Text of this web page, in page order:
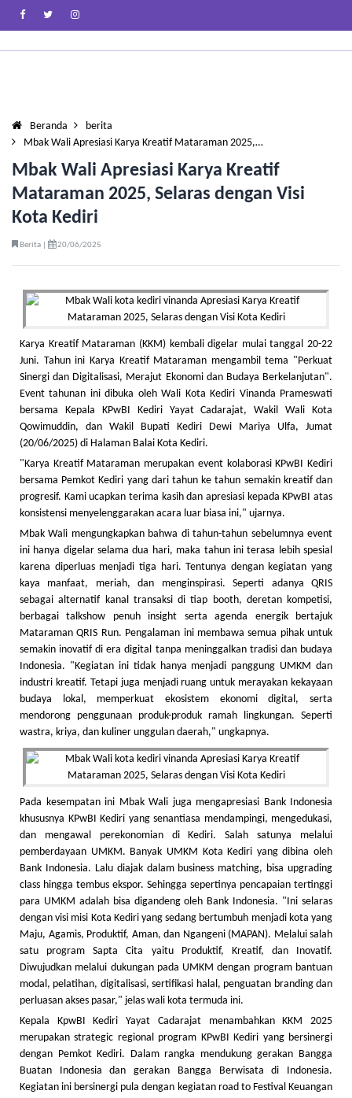
Beranda
berita
Mbak Wali Apresiasi Karya Kreatif Mataraman 2025,…
Mbak Wali Apresiasi Karya Kreatif
Mataraman 2025, Selaras dengan Visi
Kota Kediri
Berita | 20/06/2025
Karya Kreatif Mataraman (KKM) kembali digelar mulai tanggal 20-22
Juni. Tahun ini Karya Kreatif Mataraman mengambil tema "Perkuat
Sinergi dan Digitalisasi, Merajut Ekonomi dan Budaya Berkelanjutan".
Event tahunan ini dibuka oleh Wali Kota Kediri Vinanda Prameswati
bersama Kepala KPwBI Kediri Yayat Cadarajat, Wakil Wali Kota
Qowimuddin, dan Wakil Bupati Kediri Dewi Mariya Ulfa, Jumat
(20/06/2025) di Halaman Balai Kota Kediri.
"Karya Kreatif Mataraman merupakan event kolaborasi KPwBI Kediri
bersama Pemkot Kediri yang dari tahun ke tahun semakin kreatif dan
progresif. Kami ucapkan terima kasih dan apresiasi kepada KPwBI atas
konsistensi menyelenggarakan acara luar biasa ini," ujarnya.
Mbak Wali mengungkapkan bahwa di tahun-tahun sebelumnya event
ini hanya digelar selama dua hari, maka tahun ini terasa lebih spesial
karena diperluas menjadi tiga hari. Tentunya dengan kegiatan yang
kaya manfaat, meriah, dan menginspirasi. Seperti adanya QRIS
sebagai alternatif kanal transaksi di tiap booth, deretan kompetisi,
berbagai talkshow penuh insight serta agenda energik bertajuk
Mataraman QRIS Run. Pengalaman ini membawa semua pihak untuk
semakin inovatif di era digital tanpa meninggalkan tradisi dan budaya
Indonesia. "Kegiatan ini tidak hanya menjadi panggung UMKM dan
industri kreatif. Tetapi juga menjadi ruang untuk merayakan kekayaan
budaya lokal, memperkuat ekosistem ekonomi digital, serta
mendorong penggunaan produk-produk ramah lingkungan. Seperti
wastra, kriya, dan kuliner unggulan daerah," ungkapnya.
Pada kesempatan ini Mbak Wali juga mengapresiasi Bank Indonesia
khususnya KPwBI Kediri yang senantiasa mendampingi, mengedukasi,
dan mengawal perekonomian di Kediri. Salah satunya melalui
pemberdayaan UMKM. Banyak UMKM Kota Kediri yang dibina oleh
Bank Indonesia. Lalu diajak dalam business matching, bisa upgrading
class hingga tembus ekspor. Sehingga sepertinya pencapaian tertinggi
para UMKM adalah bisa digandeng oleh Bank Indonesia. "Ini selaras
dengan visi misi Kota Kediri yang sedang bertumbuh menjadi kota yang
Maju, Agamis, Produktif, Aman, dan Ngangeni (MAPAN). Melalui salah
satu program Sapta Cita yaitu Produktif, Kreatif, dan Inovatif.
Diwujudkan melalui dukungan pada UMKM dengan program bantuan
modal, pelatihan, digitalisasi, sertifikasi halal, penguatan branding dan
perluasan akses pasar," jelas wali kota termuda ini.
Kepala KpwBI Kediri Yayat Cadarajat menambahkan KKM 2025
merupakan strategic regional program KPwBI Kediri yang bersinergi
dengan Pemkot Kediri. Dalam rangka mendukung gerakan Bangga
Buatan Indonesia dan gerakan Bangga Berwisata di Indonesia.
Kegiatan ini bersinergi pula dengan kegiatan road to Festival Keuangan